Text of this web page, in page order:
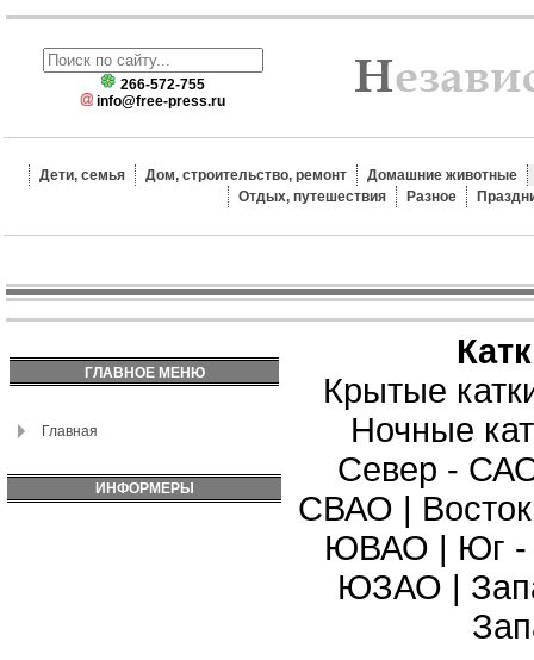
266-572-755
info@free-press.ru
Дети, семья Дом, строительство, ремонт
Домашние животные
Отдых, путешествия
Разное
ГЛАВНОЕ МЕНЮ
Главная
ИНФОРМЕРЫ
Крытые
Ночные
Север -
СВАО |
ЮВАО | Юг
ЮЗАО |